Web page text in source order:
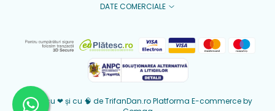
DATE COMERCIALE
Creat cu ❤ și cu 🧠 de TrifanDan.roPlatforma E-commerce by